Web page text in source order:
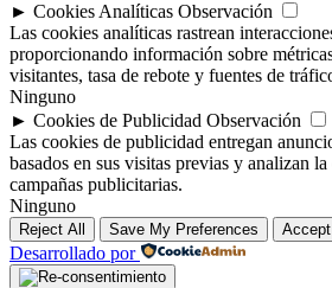
► Cookies Analíticas Observación
Las cookies analíticas rastrean
proporcionando información sobre
visitantes, tasa de rebote y fuentes de
Ninguno
► Cookies de Publicidad Observación
Las cookies de publicidad entregan
basados en sus visitas previas y analizan
campañas publicitarias.
Ninguno
Reject All Save My Preferences Accept
Desarrollado por